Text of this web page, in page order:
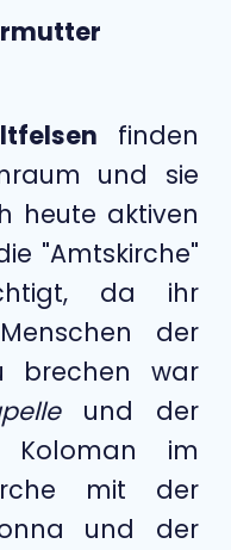
finden
und sie
heute aktiven
"Amtskirche"
da ihr
der
brechen war
und der
im
mit der
und der